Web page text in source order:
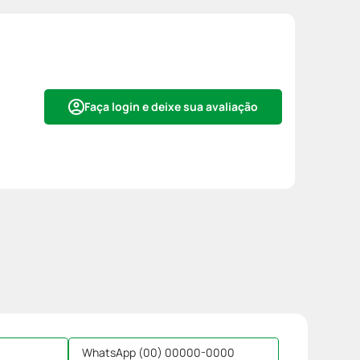
Faça login e deixe sua avaliação